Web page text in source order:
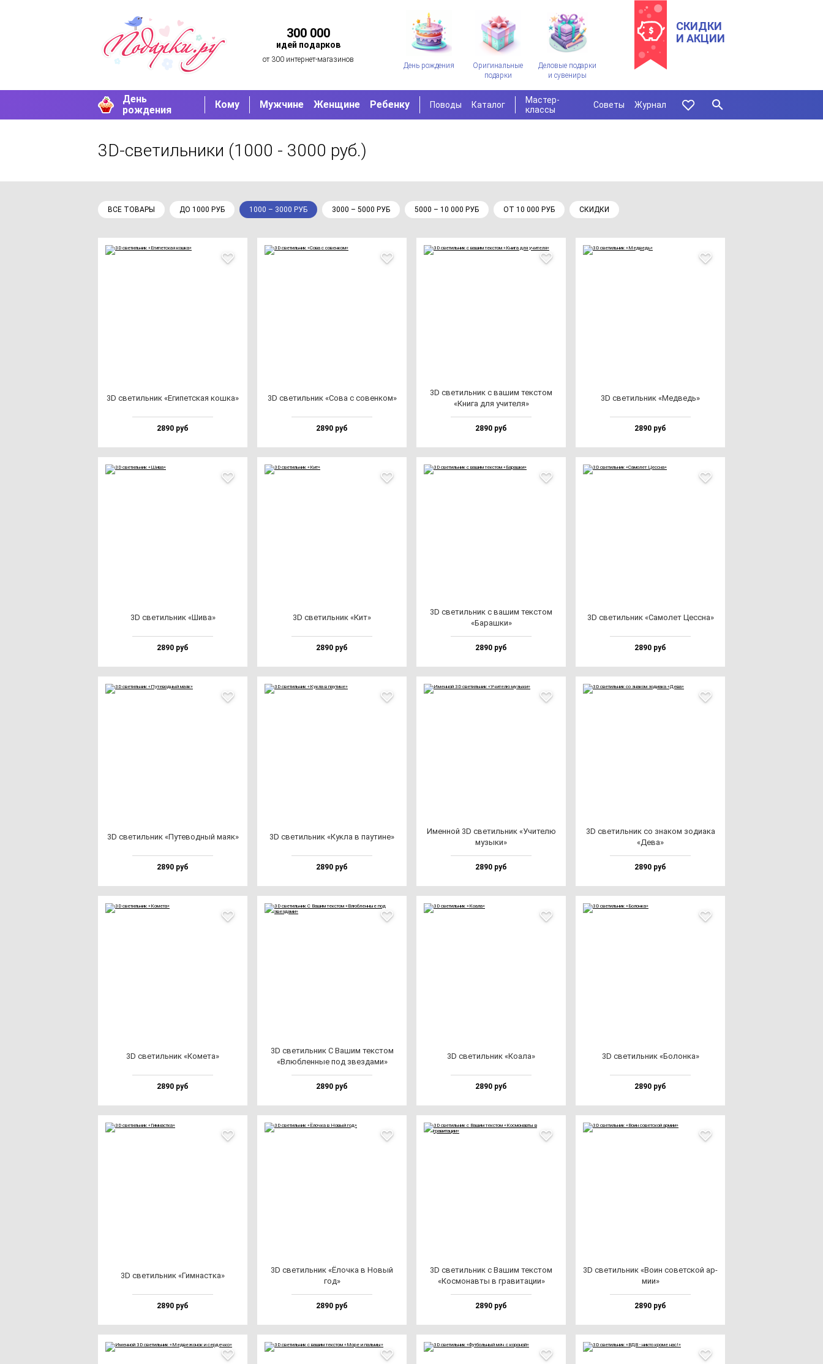
300 000
идей подарков
от 300 интернет-магазинов
День рождения
Оригинальные
подарки
Деловые подарки
и сувениры
СКИДКИ
И АКЦИИ
День
рождения
Кому Мужчине Женщине Ребенку Поводы Каталог
Мастер-
классы
Советы Журнал
3D-светильники (1000 - 3000 руб.)
ВСЕ ТОВАРЫ ДО 1000 РУБ 1000 – 3000 РУБ 3000 – 5000 РУБ 5000 – 10 000 РУБ ОТ 10 000 РУБ СКИДКИ
3D све­тиль­ник «Еги­пет­ская кош­ка»
2890 руб
3D све­тиль­ник «Сова с со­вен­ком»
2890 руб
3D све­тиль­ник с ва­шим тек­стом
«Кни­га для учи­те­ля»
2890 руб
3D све­тиль­ник «Мед­ведь»
2890 руб
3D све­тиль­ник «Шива»
2890 руб
3D све­тиль­ник «Кит»
2890 руб
3D све­тиль­ник с ва­шим тек­стом
«Бараш­ки»
2890 руб
3D све­тиль­ник «Само­лет Цес­сна»
2890 руб
3D све­тиль­ник «Путе­вод­ный ма­як»
2890 руб
3D све­тиль­ник «Кук­ла в па­ути­не»
2890 руб
Имен­ной 3D све­тиль­ник «Учи­те­лю
му­зы­ки»
2890 руб
3D све­тиль­ник со зна­ком зо­ди­ака
«Дева»
2890 руб
3D све­тиль­ник «Коме­та»
2890 руб
3D све­тиль­ник С Вашим тек­стом
«Влюб­лен­ные под звез­да­ми»
2890 руб
3D све­тиль­ник «Коала»
2890 руб
3D све­тиль­ник «Болон­ка»
2890 руб
3D све­тиль­ник «Гим­нас­тка»
2890 руб
3D све­тиль­ник «Ёлоч­ка в Новый
год»
2890 руб
3D све­тиль­ник c Вашим тек­стом
«Кос­мо­нав­ты в гра­ви­та­ции»
2890 руб
3D све­тиль­ник «Воин со­вет­ской ар­
мии»
2890 руб